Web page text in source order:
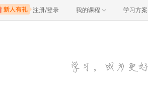
注册/登录 我的课程 学习方案